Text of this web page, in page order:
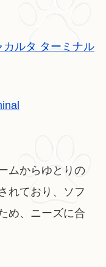
カルタ ターミナル
ムからゆとりの
れており、ソフ
め、ニーズに合